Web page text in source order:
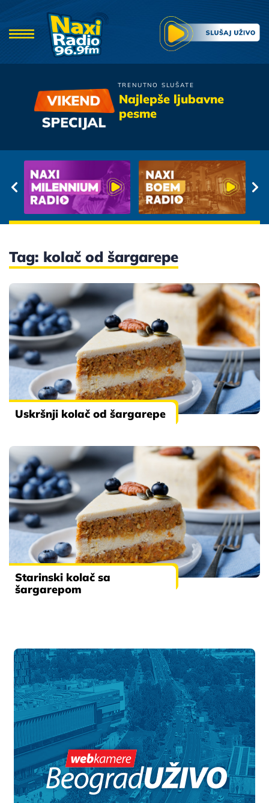
TRENUTNO SLUŠATE
Najlepše ljubavne
pesme
Tony Cetinski
Opet si pobijedila
Tag: kolač od šargarepe
Uskršnji kolač od šargarepe
Starinski kolač sa
šargarepom